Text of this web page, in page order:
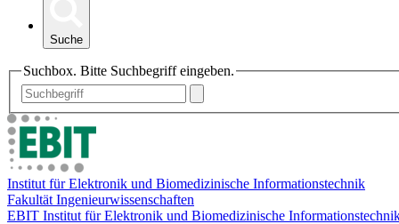
Suche
Suchbox. Bitte Suchbegriff eingeben.
Institut für Elektronik und Biomedizinische Informationstechnik
Fakultät Ingenieurwissenschaften
EBIT Institut für Elektronik und Biomedizinische